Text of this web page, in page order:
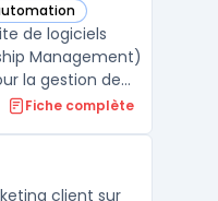
catégorie
de logiciels
Management)
la gestion de
service
les
campagnes de marketing ...
Fiche complète
client sur